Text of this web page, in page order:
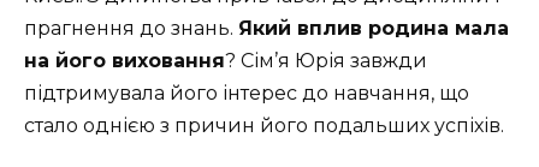
прагнення до знань. Який вплив родина мала
на його виховання? Сім’я Юрія завжди
підтримувала його інтерес до навчання, що
стало однією з причин його подальших успіхів.